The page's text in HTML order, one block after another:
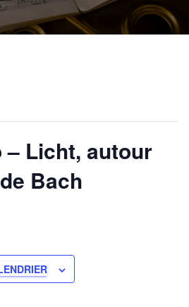
Licht, autour
Bach